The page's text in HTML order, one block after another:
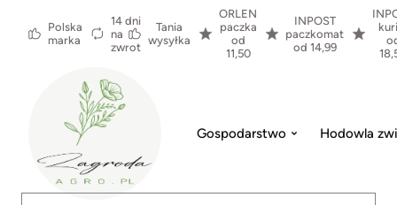
Polska
marka
14 dni
na
zwrot
Tania
wysyłka
ORLEN
paczka
od
11,50
INPOST
paczkomat
od 14,99
Gospodarstwo Hodowla